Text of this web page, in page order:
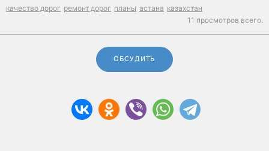
качество дорог ремонт дорог планы астана казахстан
11 просмотров всего.
ОБСУДИТЬ